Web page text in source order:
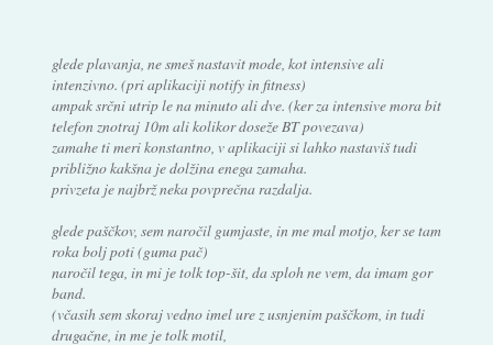
glede plavanja, ne smeš nastavit mode, kot intensive ali
intenzivno. (pri aplikaciji notify in fitness)
ampak srčni utrip le na minuto ali dve. (ker za intensive mora bit
telefon znotraj 10m ali kolikor doseže BT povezava)
zamahe ti meri konstantno, v aplikaciji si lahko nastaviš tudi
približno kakšna je dolžina enega zamaha.
privzeta je najbrž neka povprečna razdalja.
glede paščkov, sem naročil gumjaste, in me mal motjo, ker se tam
roka bolj poti (guma pač)
naročil tega, in mi je tolk top-šit, da sploh ne vem, da imam gor
band.
(včasih sem skoraj vedno imel ure z usnjenim paščkom, in tudi
drugačne, in me je tolk motil,